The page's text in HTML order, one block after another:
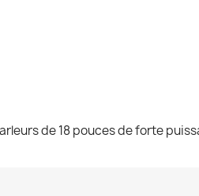
de 18 pouces de forte